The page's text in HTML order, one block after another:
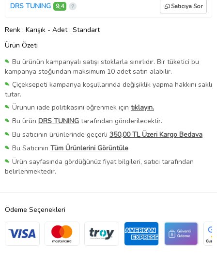
DRS TUNING 9,4 Satıcıya Sor
Renk : Karışık - Adet : Standart
Ürün Özeti
Bu ürünün kampanyalı satışı stoklarla sınırlıdır. Bir tüketici bu
kampanya stoğundan maksimum 10 adet satın alabilir.
Çiçeksepeti kampanya koşullarında değişiklik yapma hakkını saklı
tutar.
Ürünün iade politikasını öğrenmek için tıklayın.
Bu ürün DRS TUNING tarafından gönderilecektir.
Bu satıcının ürünlerinde geçerli 350,00 TL Üzeri Kargo Bedava
Bu Satıcının Tüm Ürünlerini Görüntüle
Ürün sayfasında gördüğünüz fiyat bilgileri, satıcı tarafından
belirlenmektedir.
Ödeme Seçenekleri